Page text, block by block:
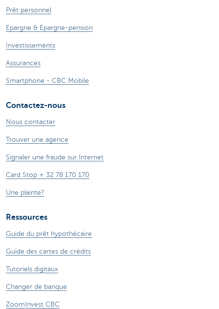
Prêt personnel
Epargne & Epargne-pension
Investissements
Assurances
Smartphone - CBC Mobile
Contactez-nous
Nous contacter
Trouver une agence
Signaler une fraude sur Internet
Card Stop + 32 78 170 170
Une plainte?
Ressources
Guide du prêt hypothécaire
Guide des cartes de crédits
Tutoriels digitaux
Changer de banque
ZoomInvest CBC